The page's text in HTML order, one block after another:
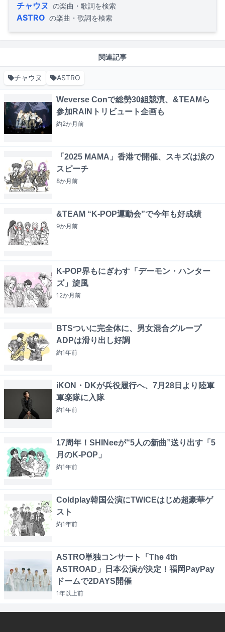
チャウヌ の楽曲・歌詞を検索
ASTRO の楽曲・歌詞を検索
関連記事
チャウヌ ASTRO
Weverse Conで総勢30組競演、&TEAMら
参加RAINトリビュート企画も
約2か月前
「2025 MAMA」香港で開催、スキズは涙の
スピーチ
8か月前
&TEAM “K-POP運動会”で今年も好成績
9か月前
K-POP界もにぎわす「デーモン・ハンター
ズ」旋風
12か月前
BTSついに完全体に、男女混合グループ
ADPは滑り出し好調
約1年前
iKON・DKが兵役履行へ、7月28日より陸軍
軍楽隊に入隊
約1年前
17周年！SHINeeが“5人の新曲”送り出す「5
月のK-POP」
約1年前
Coldplay韓国公演にTWICEはじめ超豪華ゲ
スト
約1年前
ASTRO単独コンサート「The 4th
ASTROAD」日本公演が決定！福岡PayPay
ドームで2DAYS開催
1年以上前